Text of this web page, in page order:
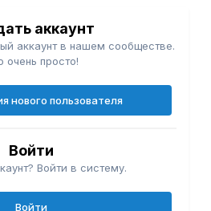
аккаунт
аккаунт в нашем сообществе.
очень просто!
нового пользователя
Войти
Войти в систему.
Войти